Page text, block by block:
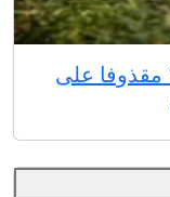
“اليونيفيل”: إسرائيل أطلقت 113 مقذوفا على